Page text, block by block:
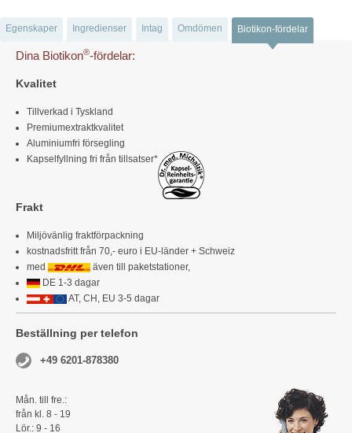
Egenskaper Ingredienser Intag Omdömen Biotikon-fördelar
Dina Biotikon®-fördelar:
Kvalitet
Tillverkad i Tyskland
Premiumextraktkvalitet
Aluminiumfri försegling
Kapselfyllning fri från tillsatser*
Frakt
Miljövänlig fraktförpackning
kostnadsfritt från 70,- euro i EU-länder + Schweiz
med
även till paketstationer,
DE 1-3 dagar
AT, CH, EU 3-5 dagar
Beställning per telefon
+49 6201-878380
Mån. till fre.:
från kl. 8 - 19
Lör.: 9 - 16